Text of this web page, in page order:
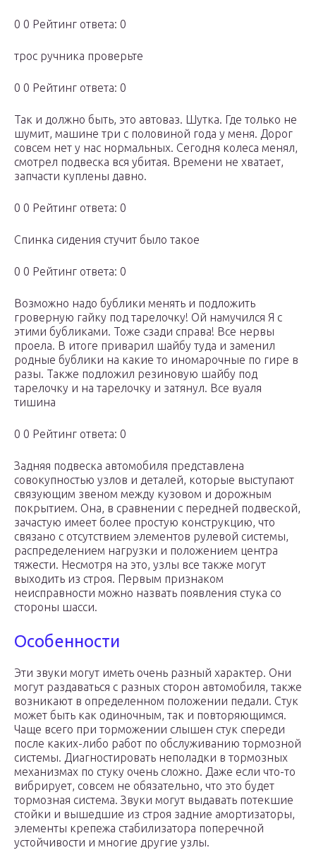
0 0 Рейтинг ответа: 0
трос ручника проверьте
0 0 Рейтинг ответа: 0
Так и должно быть, это автоваз. Шутка. Где только не
шумит, машине три с половиной года у меня. Дорог
совсем нет у нас нормальных. Сегодня колеса менял,
смотрел подвеска вся убитая. Времени не хватает,
запчасти куплены давно.
0 0 Рейтинг ответа: 0
Спинка сидения стучит было такое
0 0 Рейтинг ответа: 0
Возможно надо бублики менять и подложить
гроверную гайку под тарелочку! Ой намучился Я с
этими бубликами. Тоже сзади справа! Все нервы
проела. В итоге приварил шайбу туда и заменил
родные бублики на какие то иномарочные по гире в
разы. Также подложил резиновую шайбу под
тарелочку и на тарелочку и затянул. Все вуаля
тишина
0 0 Рейтинг ответа: 0
Задняя подвеска автомобиля представлена
совокупностью узлов и деталей, которые выступают
связующим звеном между кузовом и дорожным
покрытием. Она, в сравнении с передней подвеской,
зачастую имеет более простую конструкцию, что
связано с отсутствием элементов рулевой системы,
распределением нагрузки и положением центра
тяжести. Несмотря на это, узлы все также могут
выходить из строя. Первым признаком
неисправности можно назвать появления стука со
стороны шасси.
Особенности
Эти звуки могут иметь очень разный характер. Они
могут раздаваться с разных сторон автомобиля, также
возникают в определенном положении педали. Стук
может быть как одиночным, так и повторяющимся.
Чаще всего при торможении слышен стук спереди
после каких-либо работ по обслуживанию тормозной
системы. Диагностировать неполадки в тормозных
механизмах по стуку очень сложно. Даже если что-то
вибрирует, совсем не обязательно, что это будет
тормозная система. Звуки могут выдавать потекшие
стойки и вышедшие из строя задние амортизаторы,
элементы крепежа стабилизатора поперечной
устойчивости и многие другие узлы.